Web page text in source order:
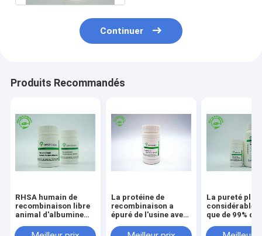
Continuer
Produits Recommandés
RHSA humain de
recombinaison libre
animal d'albumine
d'excipient pour
La protéine de
recombinaison a
épuré de l'usine avec
animale d'ingrédient
La pureté plus
que de 99% de
stabilisateur